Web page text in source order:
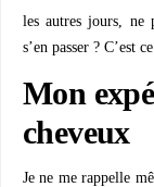
les autres jours, ne
s’en passer ? C’est
Mon
cheveux
Je ne me rappelle